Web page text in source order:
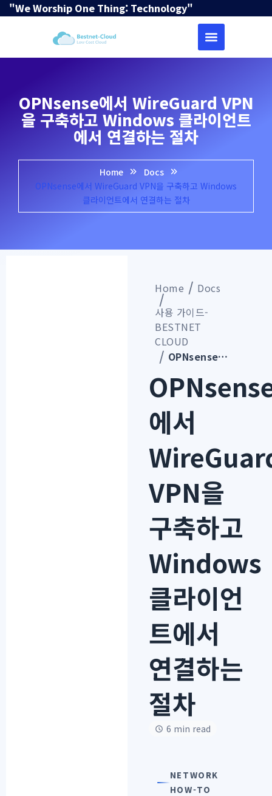
"We Worship One Thing: Technology"
OPNsense에서 WireGuard VPN
을 구축하고 Windows 클라이언트
에서 연결하는 절차
Home
Docs
OPNsense에서 WireGuard VPN을 구축하고 Windows
클라이언트에서 연결하는 절차
Home
Docs
사용 가이드-
BESTNET
CLOUD
OPNsense에서 WireGuard VPN을 구축하고 Windows 클라이언트에서 연결하는 절차
에서
VPN을
구축하고
Windows
클라이언
트에서
연결하는
절차
6 min read
NETWORK
HOW-TO